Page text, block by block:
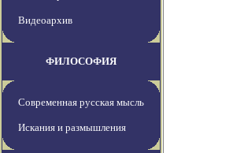
Видеоархив
ФИЛОСОФИЯ
Современная русская мысль
Искания и размышления